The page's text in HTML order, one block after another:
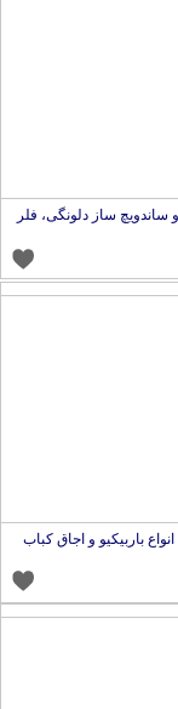
ساز دلونگی، فلر
باربیکیو و اجاق کباب